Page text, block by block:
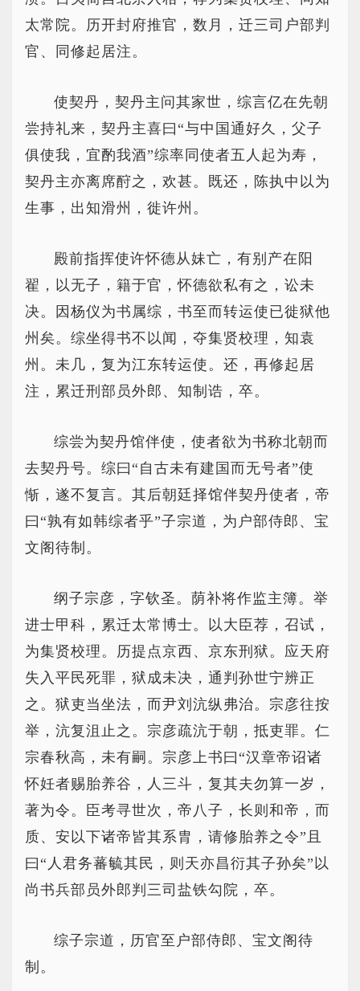
太常院。历开封府推官，数月，迁三司户部判
官、同修起居注。
使契丹，契丹主问其家世，综言亿在先朝
尝持礼来，契丹主喜曰“与中国通好久，父子
俱使我，宜酌我酒”综率同使者五人起为寿，
契丹主亦离席酧之，欢甚。既还，陈执中以为
生事，出知滑州，徙许州。
殿前指挥使许怀德从妹亡，有别产在阳
翟，以无子，籍于官，怀德欲私有之，讼未
决。因杨仪为书属综，书至而转运使已徙狱他
州矣。综坐得书不以闻，夺集贤校理，知袁
州。未几，复为江东转运使。还，再修起居
注，累迁刑部员外郎、知制诰，卒。
综尝为契丹馆伴使，使者欲为书称北朝而
去契丹号。综曰“自古未有建国而无号者”使
惭，遂不复言。其后朝廷择馆伴契丹使者，帝
曰“孰有如韩综者乎”子宗道，为户部侍郎、宝
文阁待制。
纲子宗彦，字钦圣。荫补将作监主簿。举
进士甲科，累迁太常博士。以大臣荐，召试，
为集贤校理。历提点京西、京东刑狱。应天府
失入平民死罪，狱成未决，通判孙世宁辨正
之。狱吏当坐法，而尹刘沆纵弗治。宗彦往按
举，沆复沮止之。宗彦疏沆于朝，抵吏罪。仁
宗春秋高，未有嗣。宗彦上书曰“汉章帝诏诸
怀妊者赐胎养谷，人三斗，复其夫勿算一岁，
著为令。臣考寻世次，帝八子，长则和帝，而
质、安以下诸帝皆其系胄，请修胎养之令”且
曰“人君务蕃毓其民，则天亦昌衍其子孙矣”以
尚书兵部员外郎判三司盐铁勾院，卒。
综子宗道，历官至户部侍郎、宝文阁待
制。